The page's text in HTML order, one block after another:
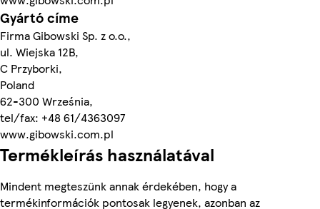
Gyártó címe
Firma Gibowski Sp. z o.o.,
ul. Wiejska 12B,
C Przyborki,
Poland
62-300 Września,
tel/fax: +48 61/4363097
www.gibowski.com.pl
Termékleírás használatával
Mindent megteszünk annak érdekében, hogy a
termékinformációk pontosak legyenek, azonban az